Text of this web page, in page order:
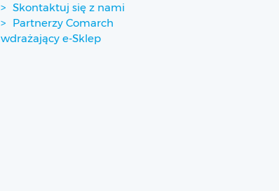
Skontaktuj się z nami
Partnerzy Comarch
wdrażający e-Sklep